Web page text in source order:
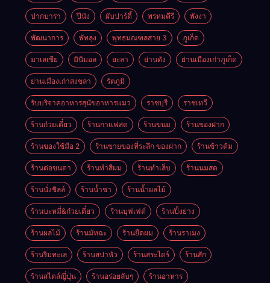
ปากบารา ปีนัง ผับปาร์ตี้ พรหมคีรี พังงา
พัฒนาการ พัทลุง พุทธมณฑลสาย 3 ภูเก็ต
มาเลเซีย มินิมอล ยะลา ย่านดัง ย่านเมืองเก่าภูเก็ต
ย่านเมืองเก่าสงขลา รัตภูมิ
รับบริจาคอาหารสุนัขอาหารแมว ราชบุรี ราชเทวี
ร้านก๋วยเตี๋ยว ร้านกาแฟสด ร้านขนม ร้านของฝาก
ร้านของใช้มือ 2 ร้านขายของที่ระลึก ของฝาก ร้านข้าวต้ม
ร้านต่อขนตา ร้านทำสีผม ร้านทำเล็บ ร้านนมสด
ร้านนั่งชิลล์ ร้านน้ำชา ร้านน้ำผลไม้
ร้านบะหมี่&ก๋วยเตี๋ยว ร้านบุฟเฟต์ ร้านปิ้งย่าง
ร้านผลไม้ ร้านมัทฉะ ร้านยืดผม ร้านราเมง
ร้านริมทะเล ร้านสปาหัว ร้านสระไดร์ ร้านสัก
ร้านสไตล์ญี่ปุ่น ร้านอร่อยลับๆ ร้านอาหาร